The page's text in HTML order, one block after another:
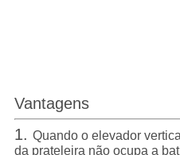
Vantagens
1. Quando o elevador
da prateleira não ocupa a